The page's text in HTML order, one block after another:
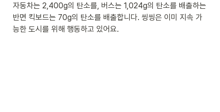
자동차는 2,400g의 탄소를, 버스는 1,024g의 탄소를 배출하는
반면 킥보드는 70g의 탄소를 배출합니다. 씽씽은 이미 지속 가
능한 도시를 위해 행동하고 있어요.